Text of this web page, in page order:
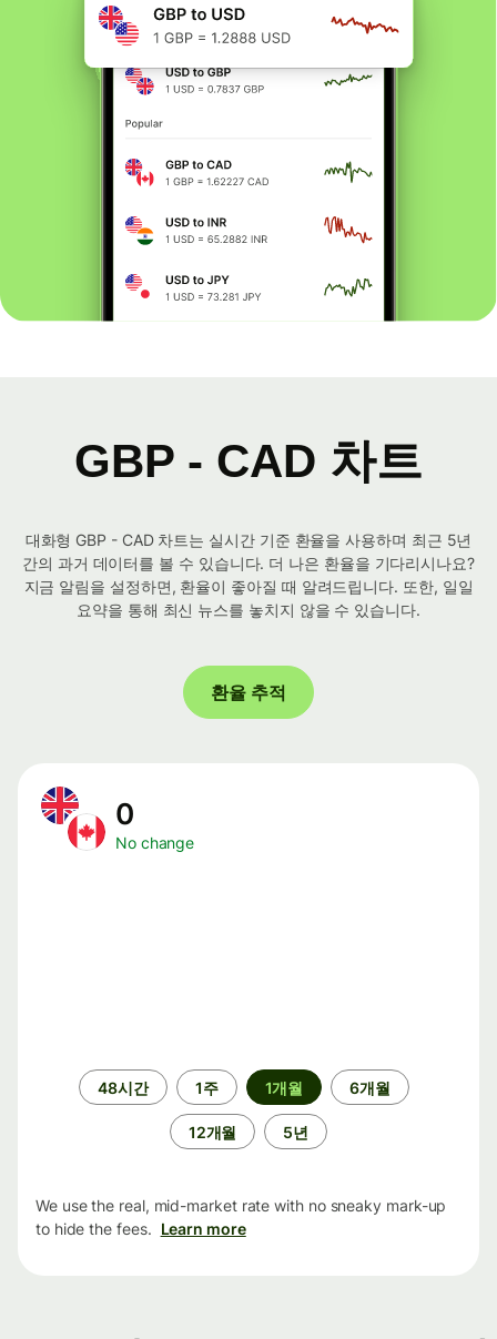
GBP - CAD 차트
대화형 GBP - CAD 차트는 실시간 기준 환율을 사용하며 최근 5년
간의 과거 데이터를 볼 수 있습니다. 더 나은 환율을 기다리시나요?
지금 알림을 설정하면, 환율이 좋아질 때 알려드립니다. 또한, 일일
요약을 통해 최신 뉴스를 놓치지 않을 수 있습니다.
환율 추적
0
No change
48시간 1주 1개월 6개월
12개월 5년
We use the real, mid-market rate with no sneaky mark-up
to hide the fees. Learn more